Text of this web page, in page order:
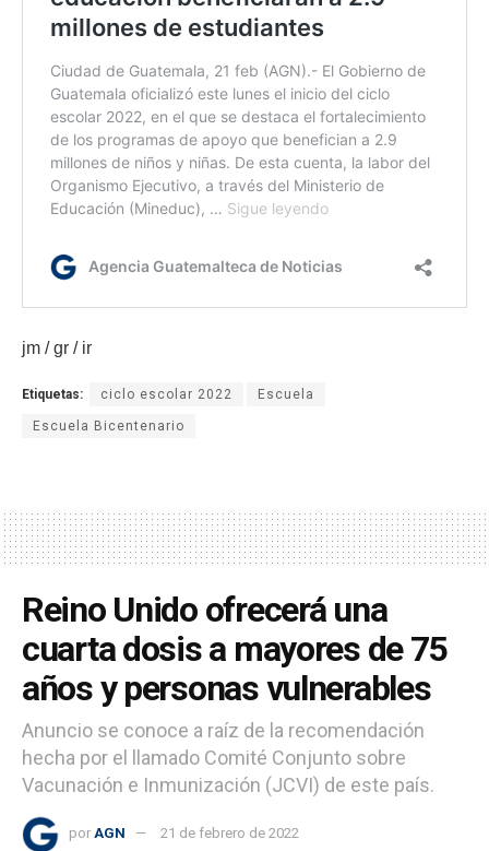
jm / gr / ir
Etiquetas: ciclo escolar 2022 Escuela
Escuela Bicentenario
Reino Unido ofrecerá una
cuarta dosis a mayores de 75
años y personas vulnerables
Anuncio se conoce a raíz de la recomendación
hecha por el llamado Comité Conjunto sobre
Vacunación e Inmunización (JCVI) de este país.
por AGN 21 de febrero de 2022